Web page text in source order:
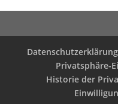
Datenschutzerklärung
Privatsphäre-
Historie der